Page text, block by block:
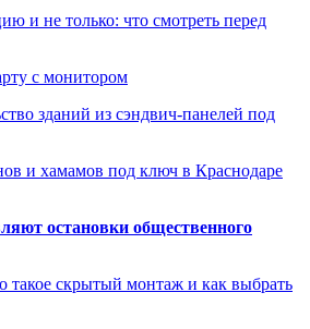
и не только: что смотреть перед
с монитором
зданий из сэндвич-панелей под
и хамамов под ключ в Краснодаре
остановки общественного
такое скрытый монтаж и как выбрать